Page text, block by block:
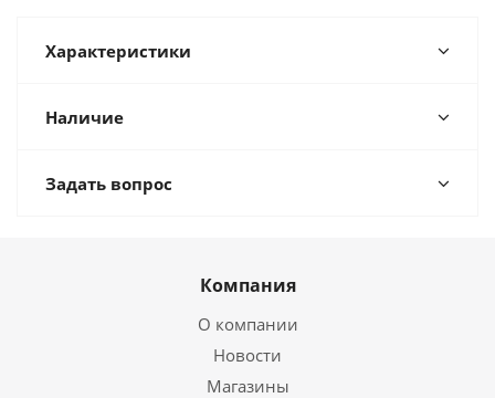
Характеристики
Наличие
Задать вопрос
Компания
О компании
Новости
Магазины